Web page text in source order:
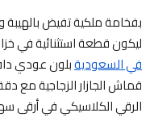
بفخامة ملكية تفيض
ليكون قطعة استثنائية في
في السعوديةبلون عودي
قماش الجازار الزجاجية مع
الرقي الكلاسيكي في أرقى